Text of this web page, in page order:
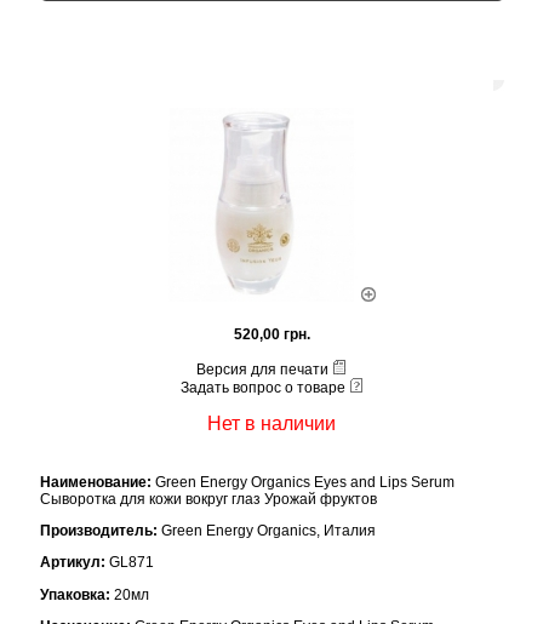
520,00 грн.
Версия для печати
Задать вопрос о товаре
Нет в наличии
Наименование: Green Energy Organics Eyes and Lips Serum
Сыворотка для кожи вокруг глаз Урожай фруктов
Производитель: Green Energy Organics, Италия
Артикул: GL871
Упаковка: 20мл